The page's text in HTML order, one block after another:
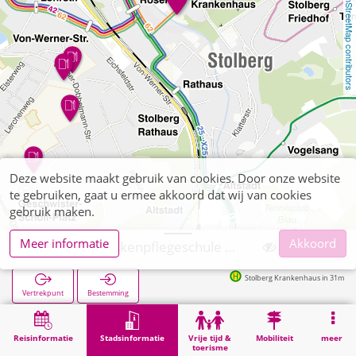
OpenStreetMap contributors
Reisinformatie Stadsinformatie
Vrije tijd &
toerisme
Mobiliteit meer
Vertrekpunt Bestemming
Stolberg Krankenhaus in 31m
Stadsinformatie Opleiding Stolberg, Krankenpflegeschule Bethlehem
Deze website maakt gebruik van cookies. Door onze website
te gebruiken, gaat u ermee akkoord dat wij van cookies
gebruik maken.
Meer informatie
Akkoord